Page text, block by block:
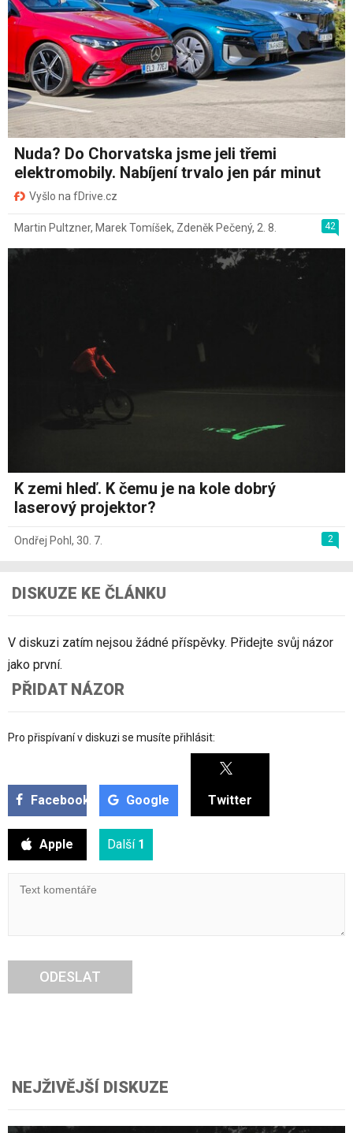
Nuda? Do Chorvatska jsme jeli třemi
elektromobily. Nabíjení trvalo jen pár minut
Vyšlo na fDrive.cz
42
Martin Pultzner, Marek Tomíšek, Zdeněk Pečený, 2. 8.
K zemi hleď. K čemu je na kole dobrý
laserový projektor?
2
Ondřej Pohl , 30. 7.
DISKUZE KE ČLÁNKU
V diskuzi zatím nejsou žádné příspěvky. Přidejte svůj názor
jako první.
PŘIDAT NÁZOR
Pro přispívaní v diskuzi se musíte přihlásit:
Facebook Google Twitter
Apple Další 1
ODESLAT
NEJŽIVĚJŠÍ DISKUZE